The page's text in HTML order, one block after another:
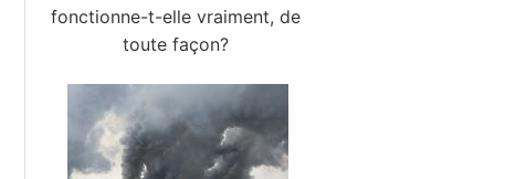
fonctionne-t-elle vraiment, de
toute façon?